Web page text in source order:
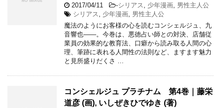
2017/04/11 -シリアス , 少年漫画, 男性主人公
シリアス , 少年漫画, 男性主人公
魔法のようにお客様の心を読むコンシェルジュ、九
音響也――。今巻は、悪徳占い師との対決、店舗従
業員の効果的な教育法、口癖から読み取る人間の心
理、筆跡に表れる人間性の法則など、ますます魅力
と見所盛りだくさ …
コンシェルジュ プラチナム 第4巻｜藤栄
道彦 (画), いしぜきひでゆき (著)